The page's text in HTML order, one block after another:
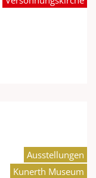
Ausstellungen
Kunerth Museum